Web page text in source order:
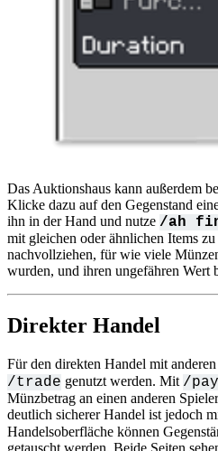
Das Auktionshaus kann außerdem
Klicke dazu auf den Gegenstand
ihn in der Hand und nutze /ah
mit gleichen oder ähnlichen Items
nachvollziehen, für wie viele
wurden, und ihren ungefähren Wert
Direkter Handel
Für den direkten Handel mit
/trade genutzt werden. Mit /pay
Münzbetrag an einen anderen
deutlich sicherer Handel ist jedoch
Handelsoberfläche können
getauscht werden. Beide Seiten